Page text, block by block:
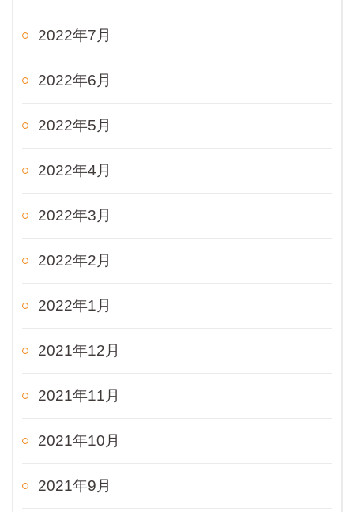
2022年7月
2022年6月
2022年5月
2022年4月
2022年3月
2022年2月
2022年1月
2021年12月
2021年11月
2021年10月
2021年9月